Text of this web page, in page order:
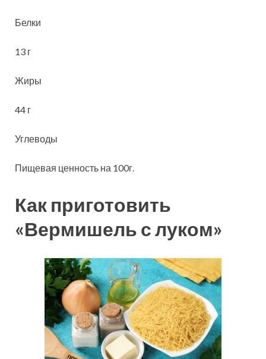
Белки
13 г
Жиры
44 г
Углеводы
Пищевая ценность на 100г.
Как приготовить
«Вермишель с луком»